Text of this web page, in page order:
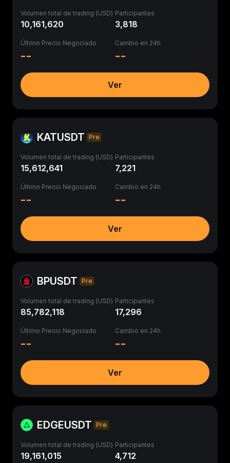
Volumen total de trading (USD)
10,161,620
Participantes
3,818
Último Precio Negociado
--
Cambio en 24h
--
Ver
KATUSDT Pre
Volumen total de trading (USD)
15,612,641
Participantes
7,221
Último Precio Negociado
--
Cambio en 24h
--
Ver
BPUSDT Pre
Volumen total de trading (USD)
85,782,118
Participantes
17,296
Último Precio Negociado
--
Cambio en 24h
--
Ver
EDGEUSDT Pre
Volumen total de trading (USD)
19,161,015
Participantes
4,712